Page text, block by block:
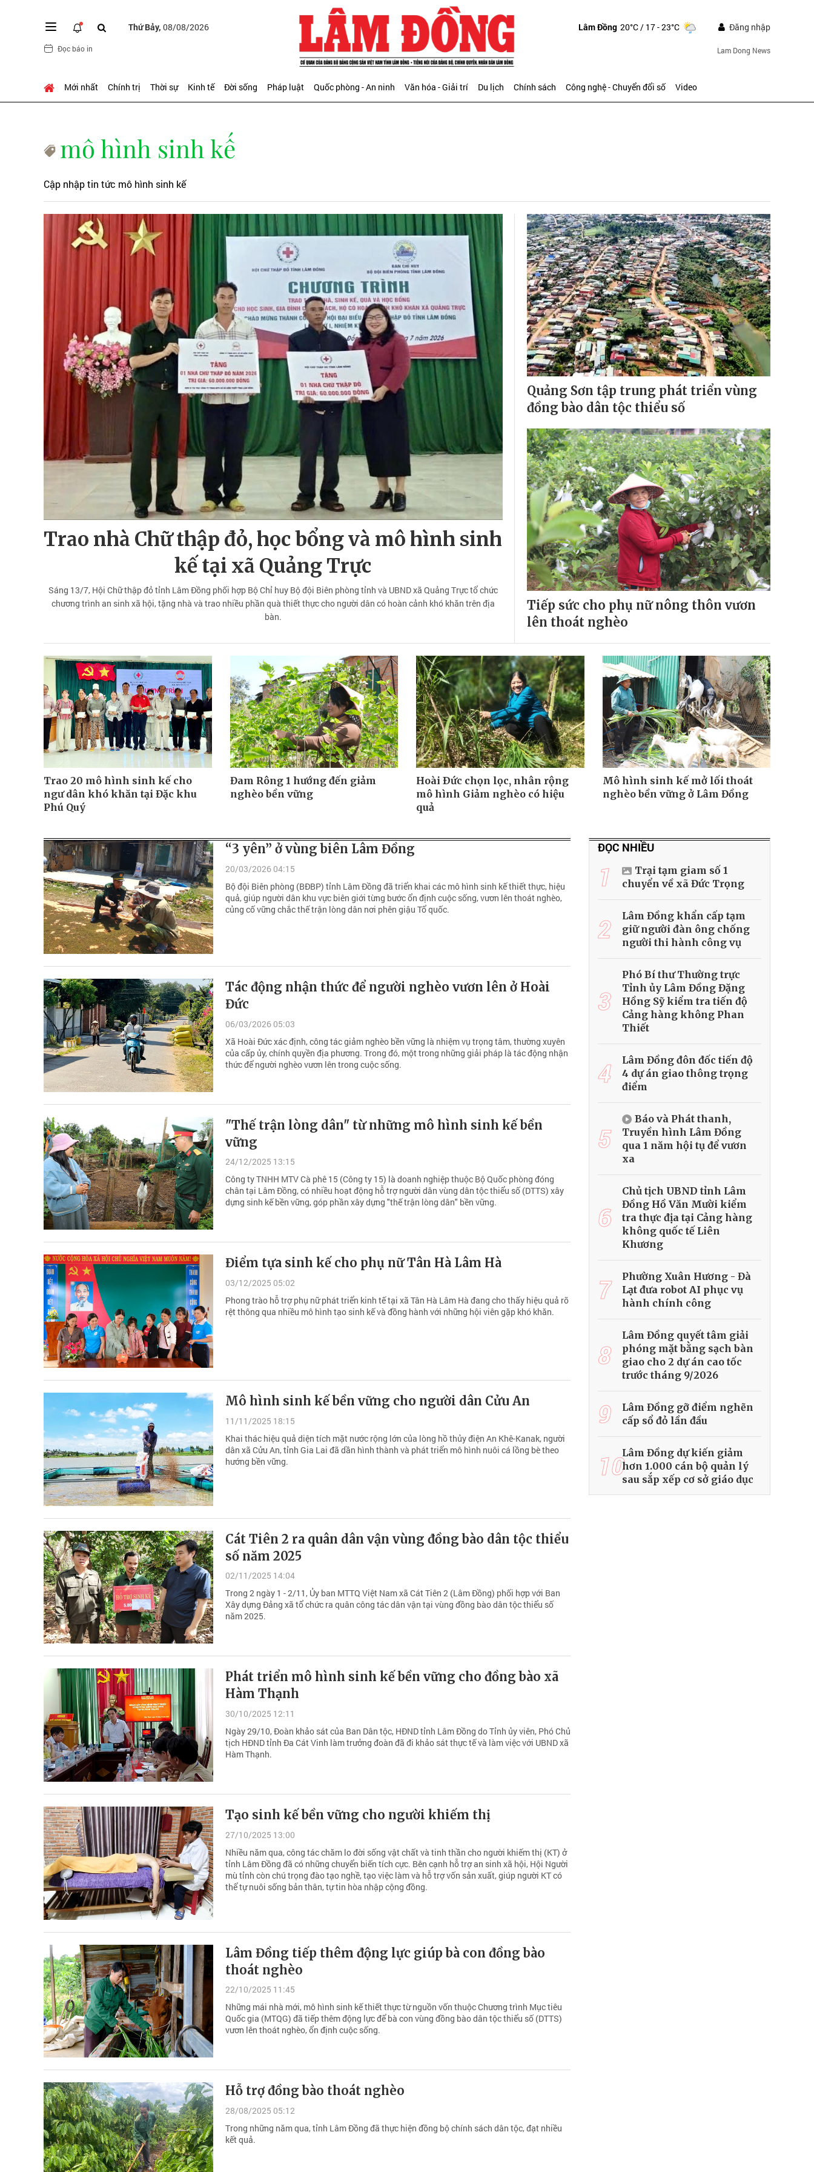
Thứ Bảy, 08/08/2026
Đọc báo in
Lâm Đồng 20°C/ 17 - 23°C Đăng nhập
Lam Dong News
Mới nhất Chính trị Thời sự Kinh tế Đời sống Pháp luật Quốc phòng - An ninh Văn hóa - Giải trí Du lịch Chính sách Công nghệ - Chuyển đổi số Video
mô hình sinh kế
Cập nhập tin tức mô hình sinh kế
Trao nhà Chữ thập đỏ, học bổng và mô hình sinh
kế tại xã Quảng Trực
Sáng 13/7, Hội Chữ thập đỏ tỉnh Lâm Đồng phối hợp Bộ Chỉ huy Bộ đội Biên phòng tỉnh và UBND xã Quảng Trực tổ chức
chương trình an sinh xã hội, tặng nhà và trao nhiều phần quà thiết thực cho người dân có hoàn cảnh khó khăn trên địa
bàn.
Quảng Sơn tập trung phát triển vùng
đồng bào dân tộc thiểu số
Tiếp sức cho phụ nữ nông thôn vươn
lên thoát nghèo
Trao 20 mô hình sinh kế cho
ngư dân khó khăn tại Đặc khu
Phú Quý
Đam Rông 1 hướng đến giảm
nghèo bền vững
Hoài Ðức chọn lọc, nhân rộng
mô hình Giảm nghèo có hiệu
quả
Mô hình sinh kế mở lối thoát
nghèo bền vững ở Lâm Đồng
“3 yên” ở vùng biên Lâm Đồng
20/03/2026 04:15
Bộ đội Biên phòng (BĐBP) tỉnh Lâm Đồng đã triển khai các mô hình sinh kế thiết thực, hiệu
quả, giúp người dân khu vực biên giới từng bước ổn định cuộc sống, vươn lên thoát nghèo,
củng cố vững chắc thế trận lòng dân nơi phên giậu Tổ quốc.
Tác động nhận thức để người nghèo vươn lên ở Hoài
Đức
06/03/2026 05:03
Xã Hoài Đức xác định, công tác giảm nghèo bền vững là nhiệm vụ trọng tâm, thường xuyên
của cấp ủy, chính quyền địa phương. Trong đó, một trong những giải pháp là tác động nhận
thức để người nghèo vươn lên trong cuộc sống.
"Thế trận lòng dân" từ những mô hình sinh kế bền
vững
24/12/2025 13:15
Công ty TNHH MTV Cà phê 15 (Công ty 15) là doanh nghiệp thuộc Bộ Quốc phòng đóng
chân tại Lâm Đồng, có nhiều hoạt động hỗ trợ người dân vùng dân tộc thiểu số (DTTS) xây
dựng sinh kế bền vững, góp phần xây dựng "thế trận lòng dân" bền vững.
Điểm tựa sinh kế cho phụ nữ Tân Hà Lâm Hà
03/12/2025 05:02
Phong trào hỗ trợ phụ nữ phát triển kinh tế tại xã Tân Hà Lâm Hà đang cho thấy hiệu quả rõ
rệt thông qua nhiều mô hình tạo sinh kế và đồng hành với những hội viên gặp khó khăn.
Mô hình sinh kế bền vững cho người dân Cửu An
11/11/2025 18:15
Khai thác hiệu quả diện tích mặt nước rộng lớn của lòng hồ thủy điện An Khê-Kanak, người
dân xã Cửu An, tỉnh Gia Lai đã dần hình thành và phát triển mô hình nuôi cá lồng bè theo
hướng bền vững.
Cát Tiên 2 ra quân dân vận vùng đồng bào dân tộc thiểu
số năm 2025
02/11/2025 14:04
Trong 2 ngày 1 - 2/11, Ủy ban MTTQ Việt Nam xã Cát Tiên 2 (Lâm Đồng) phối hợp với Ban
Xây dựng Đảng xã tổ chức ra quân công tác dân vận tại vùng đồng bào dân tộc thiểu số
năm 2025.
Phát triển mô hình sinh kế bền vững cho đồng bào xã
Hàm Thạnh
30/10/2025 12:11
Ngày 29/10, Đoàn khảo sát của Ban Dân tộc, HĐND tỉnh Lâm Đồng do Tỉnh ủy viên, Phó Chủ
tịch HĐND tỉnh Đa Cát Vinh làm trưởng đoàn đã đi khảo sát thực tế và làm việc với UBND xã
Hàm Thạnh.
Tạo sinh kế bền vững cho người khiếm thị
27/10/2025 13:00
Nhiều năm qua, công tác chăm lo đời sống vật chất và tinh thần cho người khiếm thị (KT) ở
tỉnh Lâm Đồng đã có những chuyển biến tích cực. Bên cạnh hỗ trợ an sinh xã hội, Hội Người
mù tỉnh còn chú trọng đào tạo nghề, tạo việc làm và hỗ trợ vốn sản xuất, giúp người KT có
thể tự nuôi sống bản thân, tự tin hòa nhập cộng đồng.
Lâm Đồng tiếp thêm động lực giúp bà con đồng bào
thoát nghèo
22/10/2025 11:45
Những mái nhà mới, mô hình sinh kế thiết thực từ nguồn vốn thuộc Chương trình Mục tiêu
Quốc gia (MTQG) đã tiếp thêm động lực để bà con vùng đồng bào dân tộc thiểu số (DTTS)
vươn lên thoát nghèo, ổn định cuộc sống.
Hỗ trợ đồng bào thoát nghèo
28/08/2025 05:12
Trong những năm qua, tỉnh Lâm Đồng đã thực hiện đồng bộ chính sách dân tộc, đạt nhiều
kết quả.
ĐỌC NHIỀU
1
Trại tạm giam số 1
chuyển về xã Đức Trọng
2
Lâm Đồng khẩn cấp tạm
giữ người đàn ông chống
người thi hành công vụ
3
Phó Bí thư Thường trực
Tỉnh ủy Lâm Đồng Đặng
Hồng Sỹ kiểm tra tiến độ
Cảng hàng không Phan
Thiết
4
Lâm Đồng đôn đốc tiến độ
4 dự án giao thông trọng
điểm
5
Báo và Phát thanh,
Truyền hình Lâm Đồng
qua 1 năm hội tụ để vươn
xa
6
Chủ tịch UBND tỉnh Lâm
Đồng Hồ Văn Mười kiểm
tra thực địa tại Cảng hàng
không quốc tế Liên
Khương
7
Phường Xuân Hương - Đà
Lạt đưa robot AI phục vụ
hành chính công
8
Lâm Đồng quyết tâm giải
phóng mặt bằng sạch bàn
giao cho 2 dự án cao tốc
trước tháng 9/2026
9
Lâm Đồng gỡ điểm nghẽn
cấp sổ đỏ lần đầu
10Lâm Đồng dự kiến giảm
hơn 1.000 cán bộ quản lý
sau sắp xếp cơ sở giáo dục